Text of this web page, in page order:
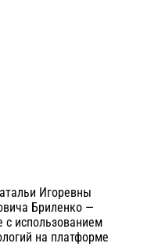
Игоревны
Бриленко —
с использованием
на платформе